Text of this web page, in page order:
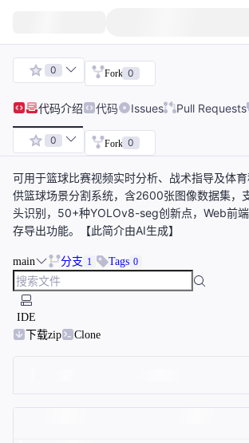
0 Fork 0
代码介绍 代码 Issues Pull Requests
0 Fork 0
可用于篮球比赛视频实时分析、战术指导及体
供篮球场景分割系统，含2600张图像数据集，
头识别，50+种YOLOv8-seg创新点，Web前
存导出功能。【此简介由AI生成】
main 分支 1 Tags 0
IDE
下载zip
Clone